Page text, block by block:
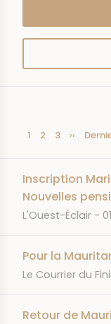
Pagination
Page
1 Page
2 Page
3
Page
››
Inscription
Nouvelles
JOURNAL
L'Ouest-Éclair
Pour la
JOURNAL
Le Courrier du
Retour de